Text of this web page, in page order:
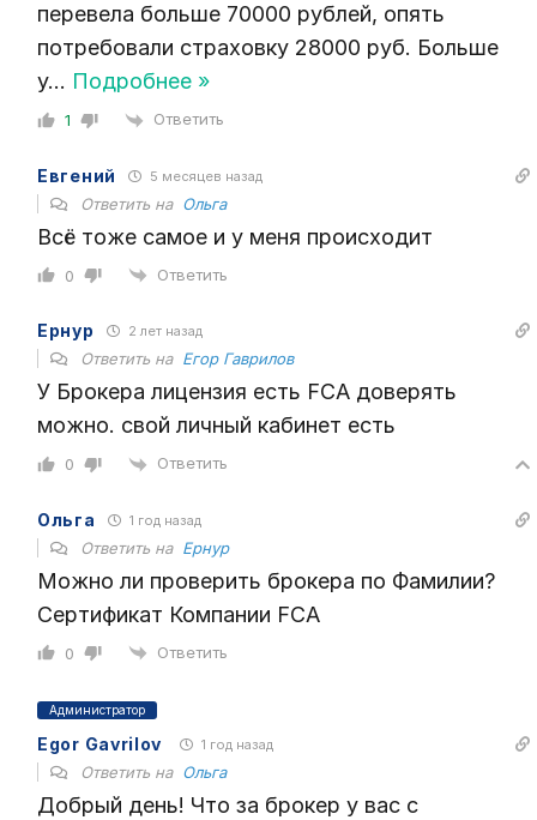
перевела больше 70000 рублей, опять
потребовали страховку 28000 руб. Больше
у… Подробнее »
1 Ответить
Евгений 5 месяцев назад
Ответить на Ольга
Всё тоже самое и у меня происходит
0 Ответить
Ернур 2 лет назад
Ответить на Егор Гаврилов
У Брокера лицензия есть FCA доверять
можно. свой личный кабинет есть
0 Ответить
Ольга 1 год назад
Ответить на Ернур
Можно ли проверить брокера по Фамилии?
Сертификат Компании FCA
0 Ответить
Администратор
Egor Gavrilov 1 год назад
Ответить на Ольга
Добрый день! Что за брокер у вас с